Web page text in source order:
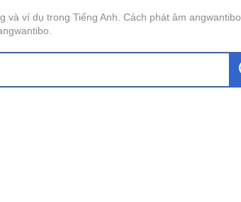
ví dụ trong Tiếng Anh. Cách phát âm angwantibo